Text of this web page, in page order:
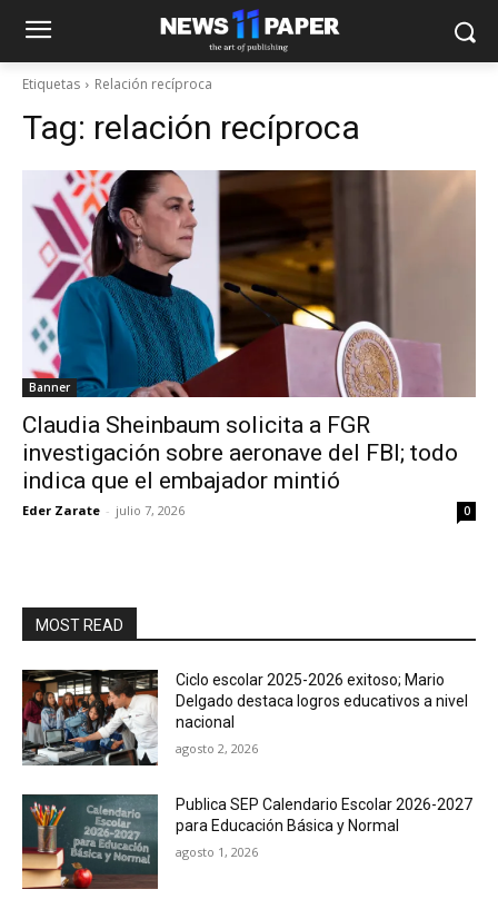
Etiquetas Relación recíproca
Tag: relación recíproca
Banner
Claudia Sheinbaum solicita a FGR
investigación sobre aeronave del FBI; todo
indica que el embajador mintió
Eder Zarate - julio 7, 2026 0
MOST READ
Ciclo escolar 2025-2026 exitoso; Mario
Delgado destaca logros educativos a nivel
nacional
agosto 2, 2026
Publica SEP Calendario Escolar 2026-2027
para Educación Básica y Normal
agosto 1, 2026